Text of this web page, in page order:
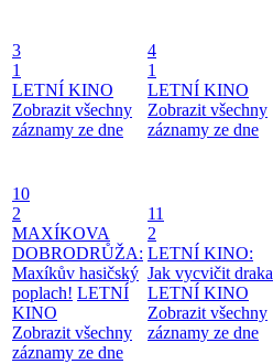
3
1
LETNÍ KINO
Zobrazit všechny
záznamy ze dne
4
1
LETNÍ KINO
Zobrazit všechny
záznamy ze dne
10
2
MAXÍKOVA
DOBRODRŮŽA:
Maxíkův hasičský
poplach! LETNÍ
KINO
Zobrazit všechny
záznamy ze dne
11
2
LETNÍ KINO:
Jak vycvičit draka
LETNÍ KINO
Zobrazit všechny
záznamy ze dne